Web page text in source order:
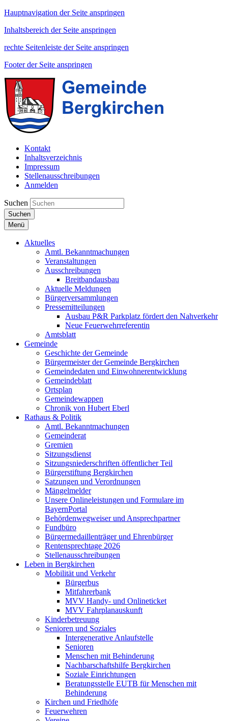
Hauptnavigation der Seite anspringen
Inhaltsbereich der Seite anspringen
rechte Seitenleiste der Seite anspringen
Footer der Seite anspringen
Kontakt
Inhaltsverzeichnis
Impressum
Stellenausschreibungen
Anmelden
Suchen
Suchen
Menü
Aktuelles
Amtl. Bekanntmachungen
Veranstaltungen
Ausschreibungen
Breitbandausbau
Aktuelle Meldungen
Bürgerversammlungen
Pressemitteilungen
Ausbau P&R Parkplatz fördert den Nahverkehr
Neue Feuerwehrreferentin
Amtsblatt
Gemeinde
Geschichte der Gemeinde
Bürgermeister der Gemeinde Bergkirchen
Gemeindedaten und Einwohnerentwicklung
Gemeindeblatt
Ortsplan
Gemeindewappen
Chronik von Hubert Eberl
Rathaus & Politik
Amtl. Bekanntmachungen
Gemeinderat
Gremien
Sitzungsdienst
Sitzungsniederschriften öffentlicher Teil
Bürgerstiftung Bergkirchen
Satzungen und Verordnungen
Mängelmelder
Unsere Onlineleistungen und Formulare im
BayernPortal
Behördenwegweiser und Ansprechpartner
Fundbüro
Bürgermedaillenträger und Ehrenbürger
Rentensprechtage 2026
Stellenausschreibungen
Leben in Bergkirchen
Mobilität und Verkehr
Bürgerbus
Mitfahrerbank
MVV Handy- und Onlineticket
MVV Fahrplanauskunft
Kinderbetreuung
Senioren und Soziales
Intergenerative Anlaufstelle
Senioren
Menschen mit Behinderung
Nachbarschaftshilfe Bergkirchen
Soziale Einrichtungen
Beratungsstelle EUTB für Menschen mit
Behinderung
Kirchen und Friedhöfe
Feuerwehren